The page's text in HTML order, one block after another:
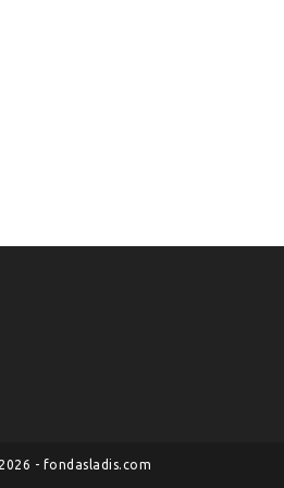
- fondasladis.com